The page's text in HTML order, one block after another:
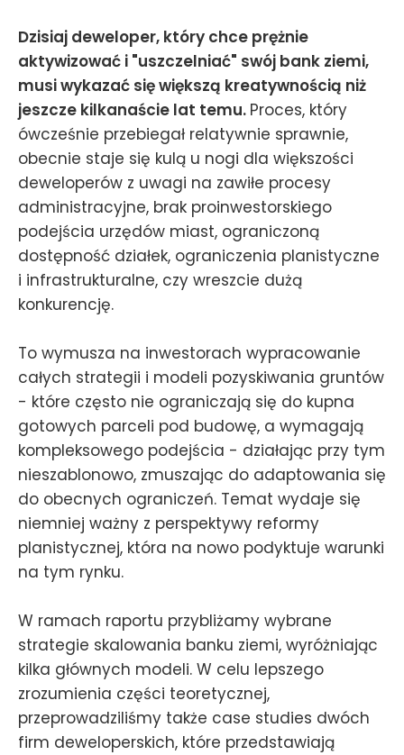
Dzisiaj deweloper, który chce prężnie
aktywizować i "uszczelniać" swój bank ziemi,
musi wykazać się większą kreatywnością niż
jeszcze kilkanaście lat temu. Proces, który
ówcześnie przebiegał relatywnie sprawnie,
obecnie staje się kulą u nogi dla większości
deweloperów z uwagi na zawiłe procesy
administracyjne, brak proinwestorskiego
podejścia urzędów miast, ograniczoną
dostępność działek, ograniczenia planistyczne
i infrastrukturalne, czy wreszcie dużą
konkurencję.
To wymusza na inwestorach wypracowanie
całych strategii i modeli pozyskiwania gruntów
- które często nie ograniczają się do kupna
gotowych parceli pod budowę, a wymagają
kompleksowego podejścia - działając przy tym
nieszablonowo, zmuszając do adaptowania się
do obecnych ograniczeń. Temat wydaje się
niemniej ważny z perspektywy reformy
planistycznej, która na nowo podyktuje warunki
na tym rynku.
W ramach raportu przybliżamy wybrane
strategie skalowania banku ziemi, wyróżniając
kilka głównych modeli. W celu lepszego
zrozumienia części teoretycznej,
przeprowadziliśmy także case studies dwóch
firm deweloperskich, które przedstawiają